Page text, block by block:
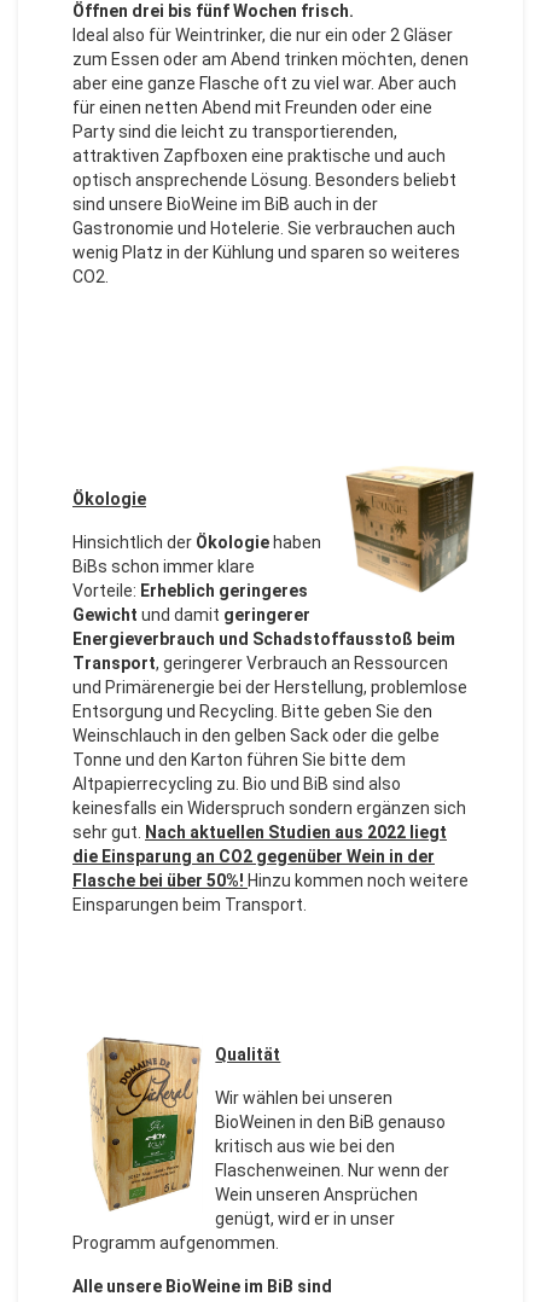
Öffnen drei bis fünf Wochen frisch.
Ideal also für Weintrinker, die nur ein oder 2 Gläser
zum Essen oder am Abend trinken möchten, denen
aber eine ganze Flasche oft zu viel war. Aber auch
für einen netten Abend mit Freunden oder eine
Party sind die leicht zu transportierenden,
attraktiven Zapfboxen eine praktische und auch
optisch ansprechende Lösung. Besonders beliebt
sind unsere BioWeine im BiB auch in der
Gastronomie und Hotelerie. Sie verbrauchen auch
wenig Platz in der Kühlung und sparen so weiteres
CO2.
Ökologie
Hinsichtlich der Ökologie haben
BiBs schon immer klare
Vorteile: Erheblich geringeres
Gewicht und damit geringerer
Energieverbrauch und Schadstoffausstoß beim
Transport, geringerer Verbrauch an Ressourcen
und Primärenergie bei der Herstellung, problemlose
Entsorgung und Recycling. Bitte geben Sie den
Weinschlauch in den gelben Sack oder die gelbe
Tonne und den Karton führen Sie bitte dem
Altpapierrecycling zu. Bio und BiB sind also
keinesfalls ein Widerspruch sondern ergänzen sich
sehr gut.
Nach aktuellen Studien aus 2022 liegt
die Einsparung an CO2 gegenüber Wein in der
Flasche bei über 50%! Hinzu kommen noch weitere
Einsparungen beim Transport.
Qualität
Wir wählen bei unseren
BioWeinen in den BiB genauso
kritisch aus wie bei den
Flaschenweinen. Nur wenn der
Wein unseren Ansprüchen
genügt, wird er in unser
Programm aufgenommen.
Alle unsere BioWeine im BiB sind